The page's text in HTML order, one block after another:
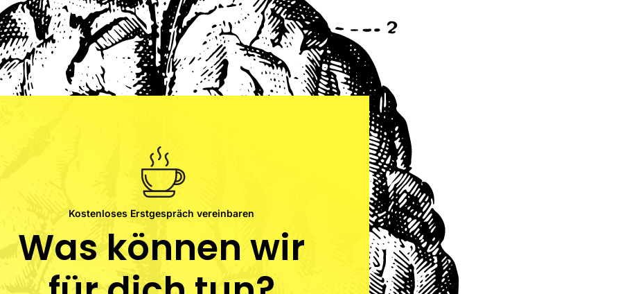
Kostenloses Erstgespräch vereinbaren
Was können wir